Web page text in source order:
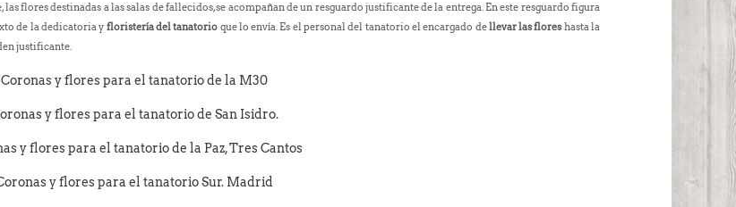
flores destinadas a las salas de fallecidos, se acompañan de un resguardo justificante de la entrega. En este resguardo figura
de la dedicatoria y floristería del tanatorio que lo envía. Es el personal del tanatorio el encargado dellevar las floreshasta la
justificante.
Coronas y flores para el tanatorio de la M30
y flores para el tanatorio de San Isidro.
y flores para el tanatorio de la Paz, Tres Cantos
y flores para el tanatorio Sur. Madrid